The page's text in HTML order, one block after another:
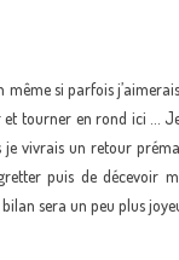
si parfois
tourner en rond ici …
vivrais un retour
puis de décevoir
sera un peu plus